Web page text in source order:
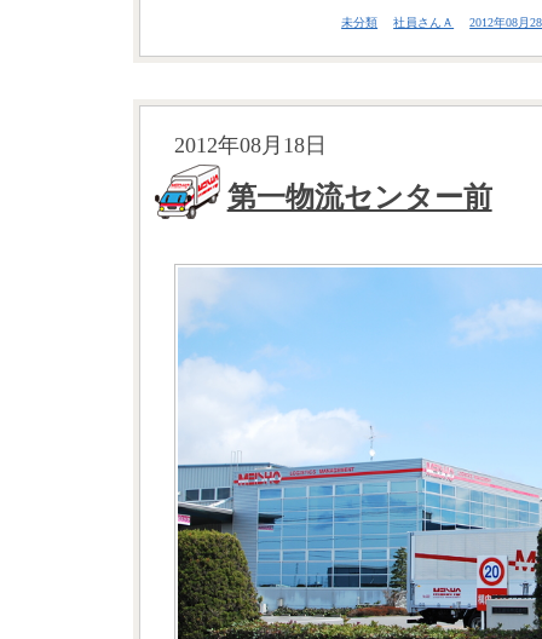
未分類 社員さんＡ 2012年08月
2012年08月18日
第一物流センター前